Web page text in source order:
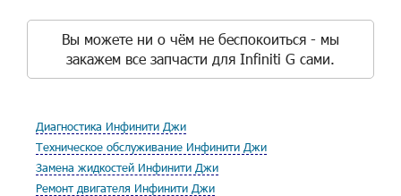
Вы можете ни о чём не беспокоиться - мы
закажем все запчасти для Infiniti G сами.
Диагностика Инфинити Джи
Техническое обслуживание Инфинити Джи
Замена жидкостей Инфинити Джи
Ремонт двигателя Инфинити Джи